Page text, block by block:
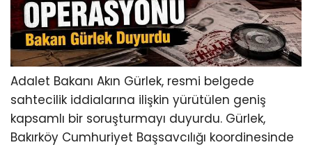
Adalet Bakanı Akın Gürlek, resmi belgede
sahtecilik iddialarına ilişkin yürütülen geniş
kapsamlı bir soruşturmayı duyurdu. Gürlek,
Bakırköy Cumhuriyet Başsavcılığı koordinesinde